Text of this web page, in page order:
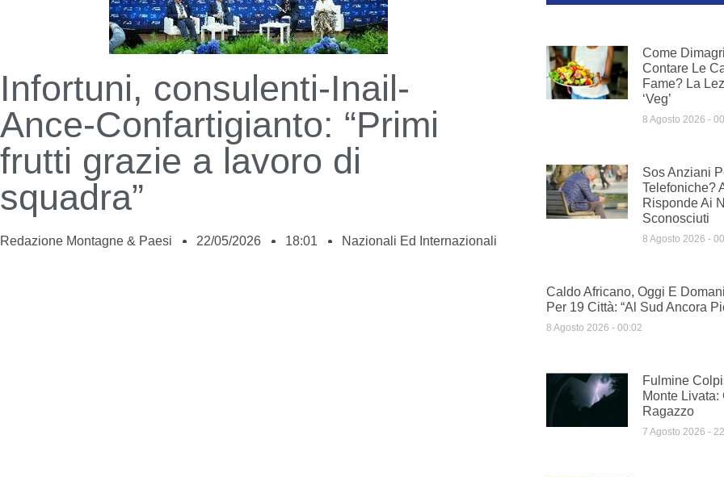
Infortuni, consulenti-Inail-
Ance-Confartigianto: “Primi
frutti grazie a lavoro di
squadra”
Redazione Montagne & Paesi 22/05/2026 18:01 Nazionali Ed Internazionali
Come
Contare Le
Fame? La
‘veg’
8 Agosto 2026
Sos Anziani
Telefoniche?
Risponde Ai
Sconosciuti
8 Agosto 2026
Caldo Africano, Oggi E
Per 19 Città: “Al Sud Ancora
8 Agosto 2026 00:02
Fulmine
Monte Livata:
Ragazzo
7 Agosto 2026